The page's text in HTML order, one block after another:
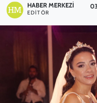
HABER MERKEZI
EDITÖR